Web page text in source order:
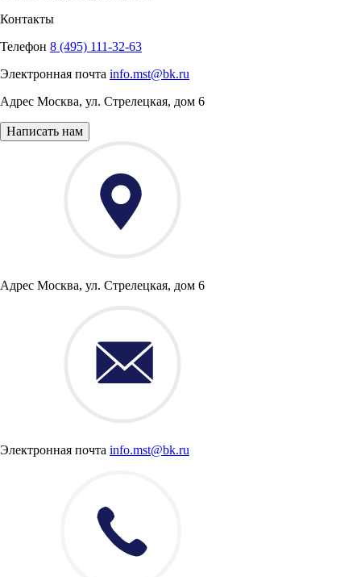
Контакты
Телефон 8 (495) 111-32-63
Электронная почта info.mst@bk.ru
Адрес Москва, ул. Стрелецкая, дом 6
Написать нам
Адрес Москва, ул. Стрелецкая, дом 6
Электронная почта info.mst@bk.ru